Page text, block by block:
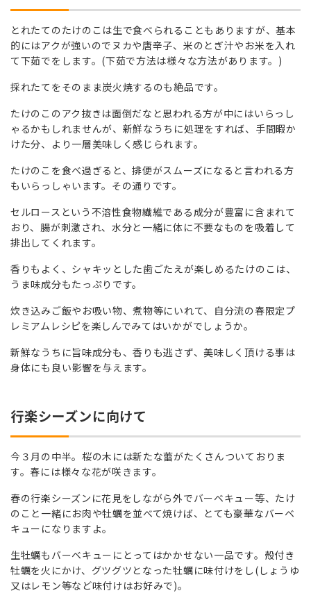
とれたてのたけのこは生で食べられることもありますが、基本
的にはアクが強いのでヌカや唐辛子、米のとぎ汁やお米を入れ
て下茹でをします。(下茹で方法は様々な方法があります。)
採れたてをそのまま炭火焼するのも絶品です。
たけのこのアク抜きは面倒だなと思われる方が中にはいらっし
ゃるかもしれませんが、新鮮なうちに処理をすれば、手間暇か
けた分、より一層美味しく感じられます。
たけのこを食べ過ぎると、排便がスムーズになると言われる方
もいらっしゃいます。その通りです。
セルロースという不溶性食物繊維である成分が豊富に含まれて
おり、腸が刺激され、水分と一緒に体に不要なものを吸着して
排出してくれます。
香りもよく、シャキッとした歯ごたえが楽しめるたけのこは、
うま味成分もたっぷりです。
炊き込みご飯やお吸い物、煮物等にいれて、自分流の春限定プ
レミアムレシピを楽しんでみてはいかがでしょうか。
新鮮なうちに旨味成分も、香りも逃さず、美味しく頂ける事は
身体にも良い影響を与えます。
行楽シーズンに向けて
今３月の中半。桜の木には新たな蕾がたくさんついておりま
す。春には様々な花が咲きます。
春の行楽シーズンに花見をしながら外でバーベキュー等、たけ
のこと一緒にお肉や牡蠣を並べて焼けば、とても豪華なバーベ
キューになりますよ。
生牡蠣もバーベキューにとってはかかせない一品です。殻付き
牡蠣を火にかけ、グツグツとなった牡蠣に味付けをし(しょうゆ
又はレモン等など味付けはお好みで)。